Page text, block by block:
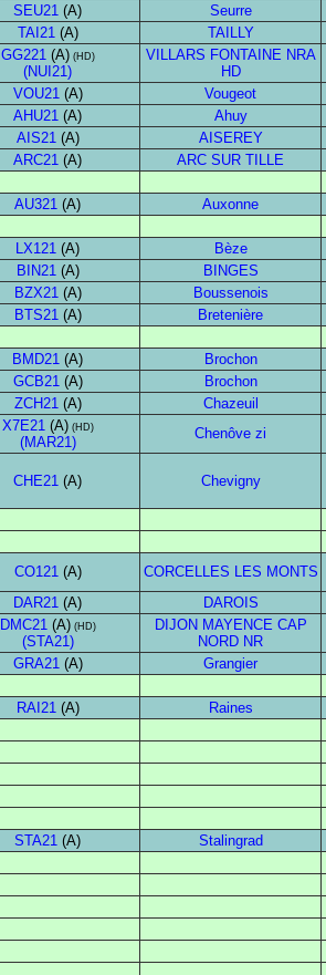
SEU21 (A)
Seurre
TAI21(A)
TAILLY
GG221(A)(HD)
(NUI21)
VILLARS FONTAINE NRA
HD
VOU21(A)
Vougeot
AHU21 (A)
Ahuy
AIS21(A)
AISEREY
ARC21 (A) ARC SUR TILLE
AU321 (A) Auxonne
LX121 (A)
Bèze
BIN21(A)
BINGES
BZX21(A)
Boussenois
BTS21(A) Bretenière
BMD21 (A)
Brochon
GCB21(A)
Brochon
ZCH21(A)
Chazeuil
X7E21(A)(HD)
(MAR21)
Chenôve zi
CHE21 (A) Chevigny
CO121(A)
CORCELLES LES MONTS
DAR21 (A)
DAROIS
DMC21(A)(HD)
(STA21)
DIJON MAYENCE CAP
NORD NR
GRA21(A) Grangier
RAI21(A) Raines
STA21 (A) Stalingrad